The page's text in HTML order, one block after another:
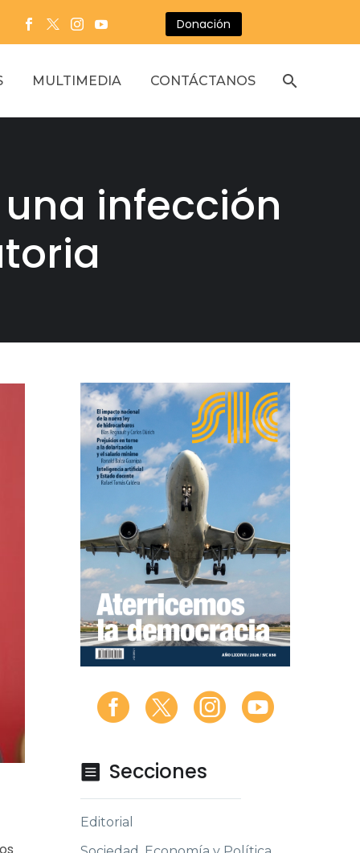
Donación
MULTIMEDIA CONTÁCTANOS
infección
 Secciones
Editorial